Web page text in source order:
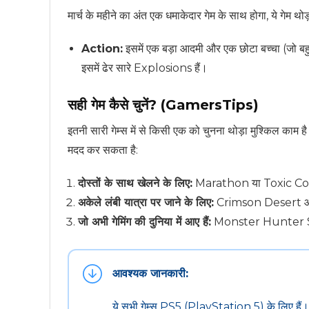
मार्च के महीने का अंत एक धमाकेदार गेम के साथ होगा, ये गेम
Action:इसमें एक बड़ा आदमी और एक छोटा बच्चा (जो
इसमें ढेर सारे Explosions हैं।
सही गेम कैसे चुनें? (GamersTips)
इतनी सारी गेम्स में से किसी एक को चुनना थोड़ा मुश्किल
मदद कर सकता है:
दोस्तों के साथ खेलने के लिए: Marathon या Toxic
अकेले लंबी यात्रा पर जाने के लिए: Crimson Desert
जो अभी गेमिंग की दुनिया में आए हैं: Monster Hunter
आवश्यक जानकारी: